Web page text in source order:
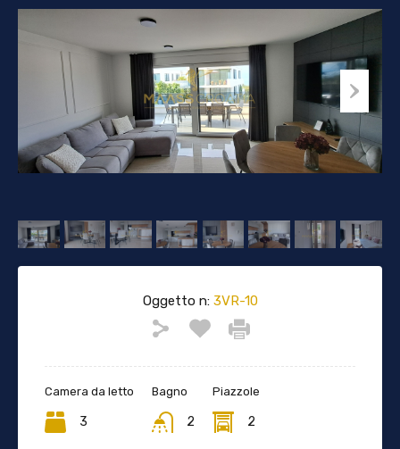
Oggetto n:3VR-10
Camera da letto
3
Bagno
2
Piazzole
2